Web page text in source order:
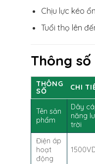
Chịu lực kéo
Tuổi thọ lên
Thông
THÔNG
SỐ
CHI
Tên sản
phẩm
Dây
năng
trời
Điện áp
hoạt
động